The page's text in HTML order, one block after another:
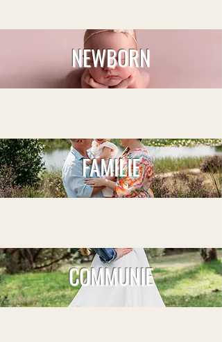
NEWBORN
FAMILIE
COMMUNIE